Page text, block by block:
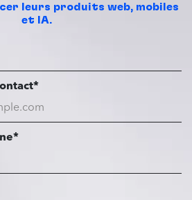
leurs produits web, mobiles
et IA.